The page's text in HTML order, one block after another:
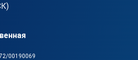
00190069